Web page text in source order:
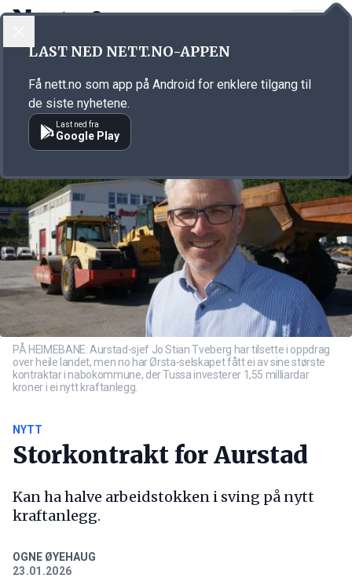
Annonsørinnhold
PÅ HEIMEBANE: Aurstad-sjef Jo Stian Tveberg har tilsette i oppdrag
over heile landet, men no har Ørsta-selskapet fått ei av sine største
kontraktar i nabokommune, der Tussa investerer 1,55 milliardar
kroner i ei nytt kraftanlegg.
NYTT
Storkontrakt for Aurstad
Kan ha halve arbeidstokken i sving på nytt
kraftanlegg.
OGNE ØYEHAUG
23.01.2026
LAST NED NETT.NO-APPEN
Få nett.no som app på Android for enklere tilgang til
de siste nyhetene.
Last ned fra
Google Play